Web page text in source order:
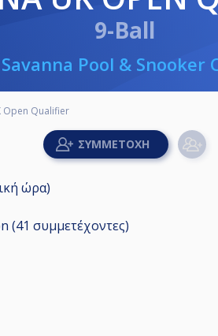
9-Ball
Savanna Pool & Snooker
Open Qualifier
ώρα)
(41 συμμετέχοντες)